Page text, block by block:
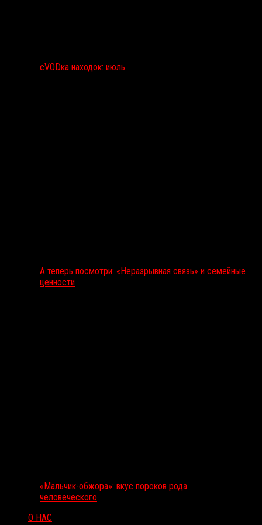
сVODка находок: июль
А теперь посмотри: «Неразрывная связь» и семейные
ценности
«Мальчик-обжора»: вкус пороков рода
человеческого
О НАС